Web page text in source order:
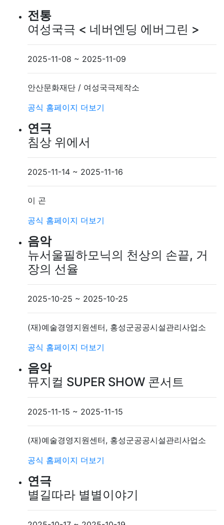
전통
여성국극 < 네버엔딩 에버그린 >
2025-11-08 ~ 2025-11-09
안산문화재단 / 여성국극제작소
공식 홈페이지 더보기
연극
침상 위에서
2025-11-14 ~ 2025-11-16
이 곤
공식 홈페이지 더보기
음악
뉴서울필하모닉의 천상의 손끝, 거
장의 선율
2025-10-25 ~ 2025-10-25
(재)예술경영지원센터, 홍성군공공시설관리사업소
공식 홈페이지 더보기
음악
뮤지컬 SUPER SHOW 콘서트
2025-11-15 ~ 2025-11-15
(재)예술경영지원센터, 홍성군공공시설관리사업소
공식 홈페이지 더보기
연극
별길따라 별별이야기